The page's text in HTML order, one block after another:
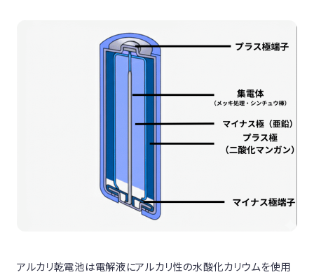
アルカリ乾電池は電解液にアルカリ性の水酸化カリウムを使用